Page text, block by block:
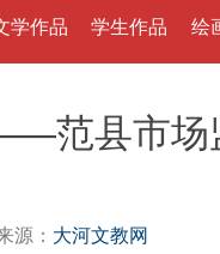
学作品 学生作品 绘
范县市场
源： 大河文教网